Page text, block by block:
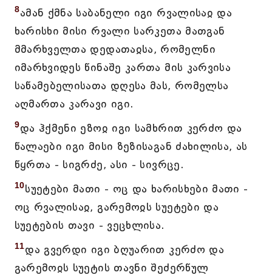
8ამან ქმნა საბანელი იგი რვალისაჲ და
ხარისხი მისი რვალი სარკეთა მათგან
მმარხველთა დედათაჲსა, რომელნი
იმარხვიდეს წინაშე კართა მის კარვისა
საწამებელისათა დღესა მას, რომელსა
აღმართა კარავი იგი.
9და ჰქმენი ეზოჲ იგი სამხრით კერძო და
წალაები იგი მისი ზეზისაგან ძახილისა, ას
წყრთა - სიგრძე, ასი - სივრცე.
10სუეტები მათი - ოც და ხარისხები მათი -
ოც რვალისაჲ, გარემოჲს სუეტები და
სუეტების თავი - ვეცხლისა.
11და გვერდი იგი ბღუარით კერძო და
გარემოჲს სუეტის თავნი შეძერწულ